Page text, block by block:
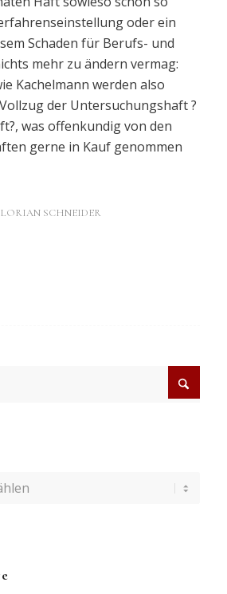
oder ein
Schaden für Berufs- und
mehr zu ändern vermag:
Kachelmann werden also
der Untersuchungshaft ?
was offenkundig von den
gerne in Kauf genommen
SCHNEIDER